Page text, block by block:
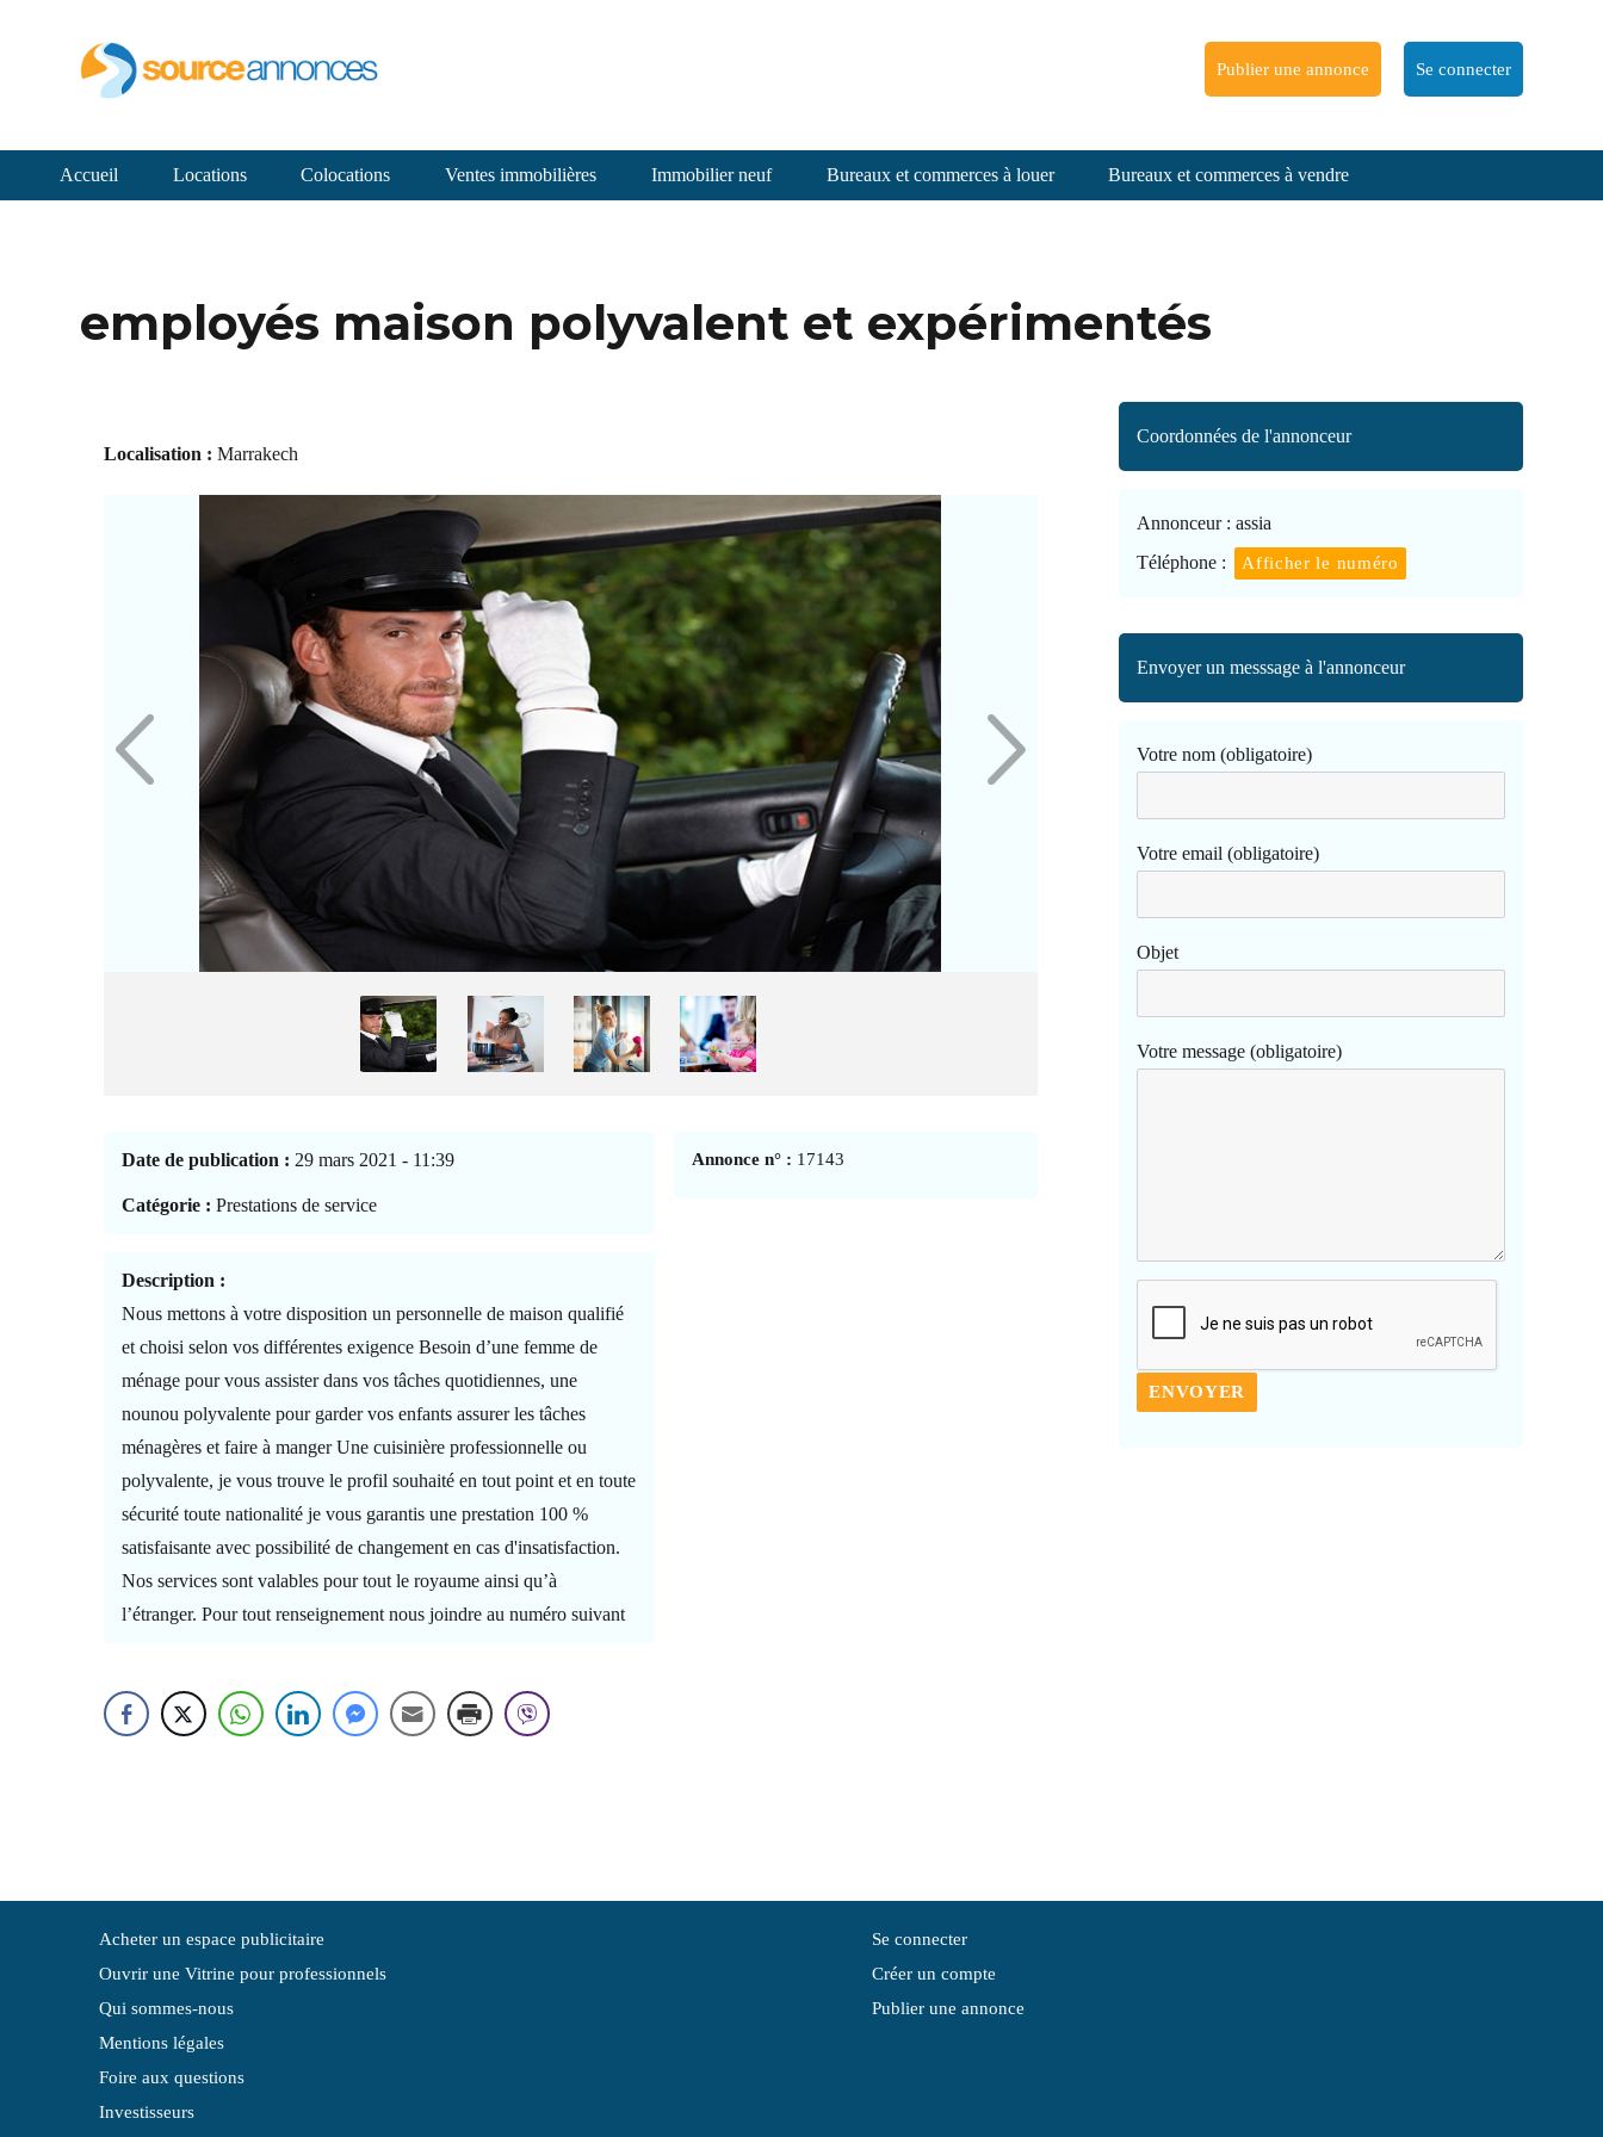
Publier une annonce Se connecter
Accueil Locations Colocations Ventes immobilières Immobilier neuf Bureaux et commerces à louer Bureaux et commerces à vendre
employés maison polyvalent et expérimentés
Localisation : Marrakech
Date de publication : 29 mars 2021 - 11:39
Catégorie : Prestations de service
Description :
Nous mettons à votre disposition un personnelle de maison qualifié
et choisi selon vos différentes exigence Besoin d’une femme de
ménage pour vous assister dans vos tâches quotidiennes, une
nounou polyvalente pour garder vos enfants assurer les tâches
ménagères et faire à manger Une cuisinière professionnelle ou
polyvalente, je vous trouve le profil souhaité en tout point et en toute
sécurité toute nationalité je vous garantis une prestation 100 %
satisfaisante avec possibilité de changement en cas d'insatisfaction.
Nos services sont valables pour tout le royaume ainsi qu’à
l’étranger. Pour tout renseignement nous joindre au numéro suivant
Annonce n° : 17143
Coordonnées de l'annonceur
Annonceur : assia
Téléphone :
Afficher le numéro
Envoyer un messsage à l'annonceur
Votre nom (obligatoire)
Votre email (obligatoire)
Objet
Votre message (obligatoire)
Acheter un espace publicitaire
Ouvrir une Vitrine pour professionnels
Qui sommes-nous
Mentions légales
Foire aux questions
Investisseurs
Se connecter
Créer un compte
Publier une annonce